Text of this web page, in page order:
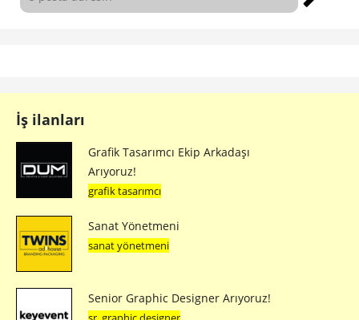
İş ilanları
Grafik Tasarımcı Ekip Arkadaşı
Arıyoruz!
grafik tasarımcı
Sanat Yönetmeni
sanat yönetmeni
Senior Graphic Designer Arıyoruz!